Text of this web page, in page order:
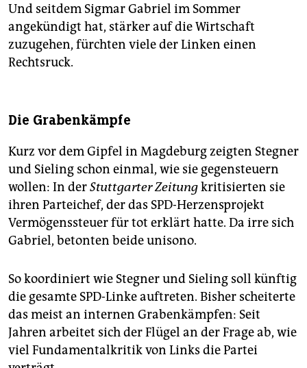
Und seitdem Sigmar Gabriel im Sommer
angekündigt hat, stärker auf die Wirtschaft
zuzugehen, fürchten viele der Linken einen
Rechtsruck.
Die Grabenkämpfe
Kurz vor dem Gipfel in Magdeburg zeigten Stegner
und Sieling schon einmal, wie sie gegensteuern
wollen: In derStuttgarter Zeitungkritisierten sie
ihren Parteichef, der das SPD-Herzensprojekt
Vermögenssteuer für tot erklärt hatte. Da irre sich
Gabriel, betonten beide unisono.
So koordiniert wie Stegner und Sieling soll künftig
die gesamte SPD-Linke auftreten. Bisher scheiterte
das meist an internen Grabenkämpfen: Seit
Jahren arbeitet sich der Flügel an der Frage ab, wie
viel Fundamentalkritik von Links die Partei